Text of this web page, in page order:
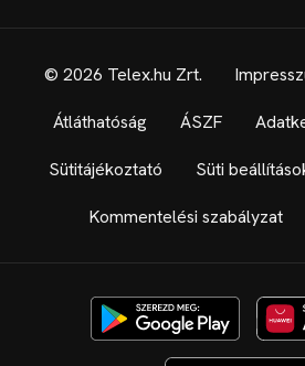
© 2026 Telex.hu Zrt.
Átláthatóság ÁSZF
Sütitájékoztató Süti
Kommentelési szabályzat